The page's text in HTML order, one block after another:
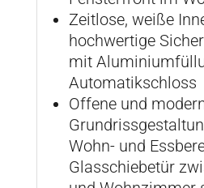
Zeitlose, weiße
hochwertige
mit
Automatikschloss
Offene und
Wohn- und
Glasschiebetür